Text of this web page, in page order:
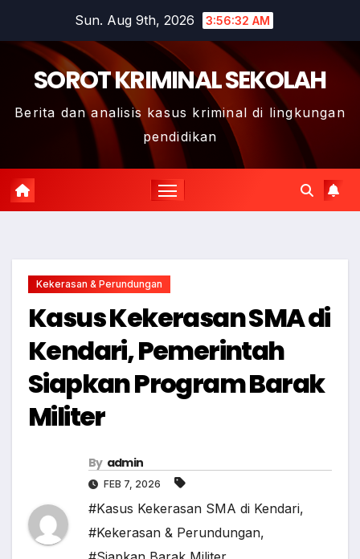
content
Sun. Aug 9th, 2026 3:56:33 AM
SOROT KRIMINAL SEKOLAH
Berita dan analisis kasus kriminal di lingkungan
pendidikan
Kekerasan & Perundungan
Kasus Kekerasan SMA di
Kendari, Pemerintah
Siapkan Program Barak
Militer
By admin
FEB 7, 2026
#Kasus Kekerasan SMA di Kendari,
#Kekerasan & Perundungan,